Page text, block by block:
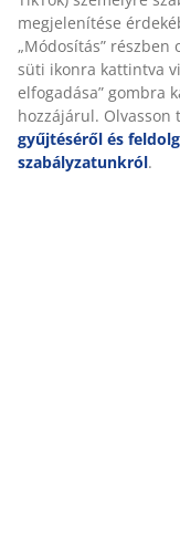
Értékelések
(2)
megjelenítése
„Módosítás” részben
süti ikonra kattintva
elfogadása” gombra
hozzájárul. Olvasson
gyűjtéséről és
szabályzatunkról.